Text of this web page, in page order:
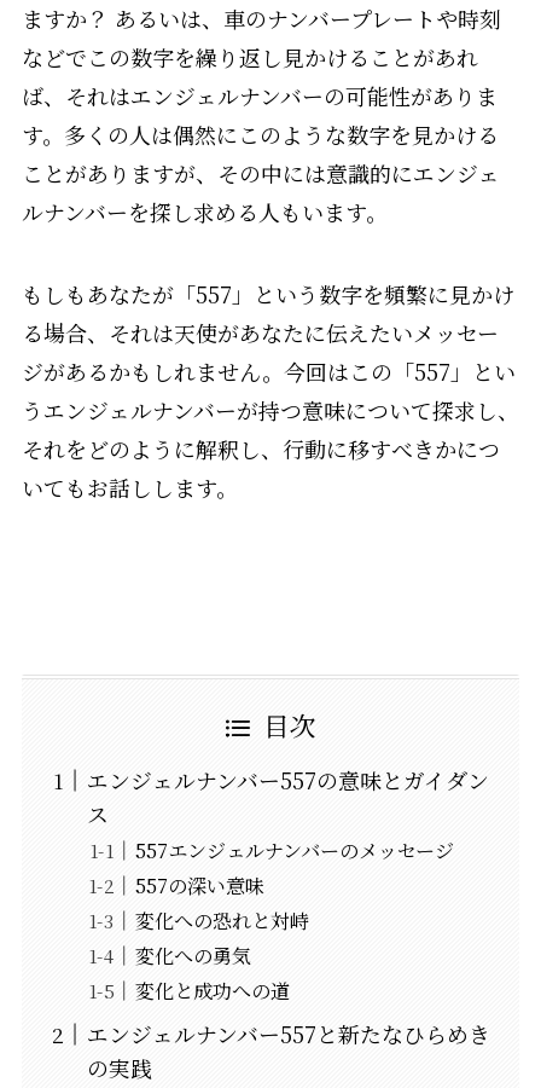
ますか？ あるいは、車のナンバープレートや時刻
などでこの数字を繰り返し見かけることがあれ
ば、それはエンジェルナンバーの可能性がありま
す。多くの人は偶然にこのような数字を見かける
ことがありますが、その中には意識的にエンジェ
ルナンバーを探し求める人もいます。
もしもあなたが「557」という数字を頻繁に見かけ
る場合、それは天使があなたに伝えたいメッセー
ジがあるかもしれません。今回はこの「557」とい
うエンジェルナンバーが持つ意味について探求し、
それをどのように解釈し、行動に移すべきかにつ
いてもお話しします。
目次
エンジェルナンバー557の意味とガイダン
ス
557エンジェルナンバーのメッセージ
557の深い意味
変化への恐れと対峙
変化への勇気
変化と成功への道
エンジェルナンバー557と新たなひらめき
の実践